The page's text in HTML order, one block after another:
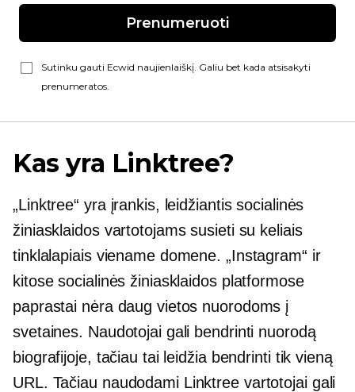
Prenumeruoti
Sutinku gauti Ecwid naujienlaiškį. Galiu bet kada atsisakyti
prenumeratos.
Kas yra Linktree?
„Linktree“ yra įrankis, leidžiantis socialinės
žiniasklaidos vartotojams susieti su keliais
tinklalapiais viename domene. „Instagram“ ir
kitose socialinės žiniasklaidos platformose
paprastai nėra daug vietos nuorodoms į
svetaines. Naudotojai gali bendrinti nuorodą
biografijoje, tačiau tai leidžia bendrinti tik vieną
URL. Tačiau naudodami Linktree vartotojai gali